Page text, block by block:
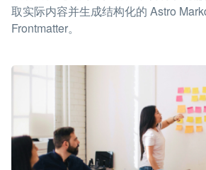
取实际内容并生成结构化的 Astro
Frontmatter。